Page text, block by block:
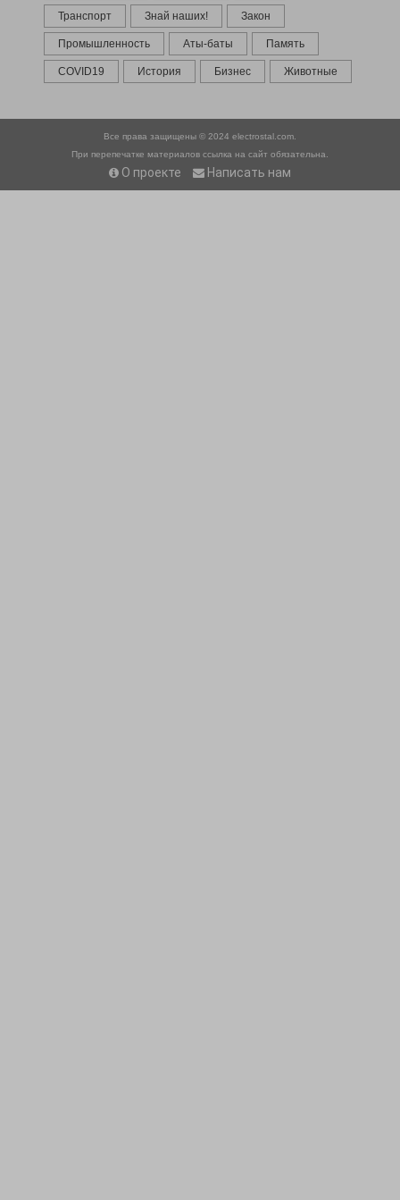
Транспорт Знай наших! Закон
Промышленность Аты-баты Память
COVID19 История Бизнес Животные
Все права защищены © 2024 electrostal.com.
При перепечатке материалов ссылка на сайт обязательна.
О проекте Написать нам